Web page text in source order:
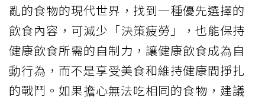
亂的食物的現代世界，找到一種優先選擇的
飲食內容，可減少「決策疲勞」，也能保持
健康飲食所需的自制力，讓健康飲食成為自
動行為，而不是享受美食和維持健康間掙扎
的戰鬥。如果擔心無法吃相同的食物，建議